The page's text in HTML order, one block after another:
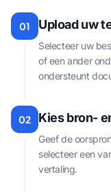
01 Upload uw
Selecteer uw
of een ander
ondersteunt
02 Kies bron-
Geef de
selecteer een
vertaling.